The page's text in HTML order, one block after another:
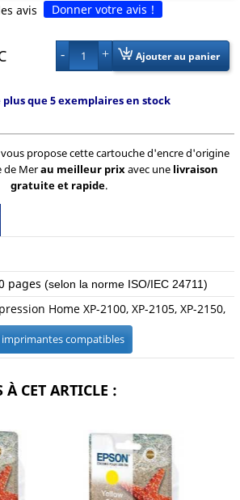
avis Donner votre avis !
1 Ajouter au panier
que 5 exemplaires en stock
vous propose cette cartouche d'encre d'origine
de Merau meilleur prixavec une livraison
gratuite et rapide.
pages (selon la norme ISO/IEC 24711)
Home XP-2100, XP-2105, XP-2150,
imprimantes compatibles
CET ARTICLE :